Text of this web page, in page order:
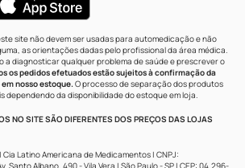
site não devem ser usadas para automedicação e não
as orientações dadas pelo profissional da área médica.
a diagnosticar qualquer problema de saúde e prescrever o
os pedidos efetuados estão sujeitos à confirmação da
nosso estoque.O processo de separação dos produtos
dependendo da disponibilidade do estoque em loja.
NO SITE SÃO DIFERENTES DOS PREÇOS DAS LOJAS
| Cia Latino Americana de Medicamentos | CNPJ:
Santo Albano, 490 - Vila Vera | São Paulo - SP | CEP: 04.296-